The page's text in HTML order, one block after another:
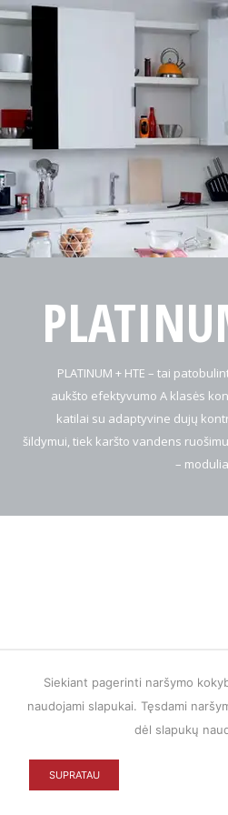
PLATINUM + HTE – tai
aukšto efektyvumo A klasės
katilai su adaptyvine dujų
šildymui, tiek karšto vandens
–
Siekiant pagerinti naršymo
naudojami slapukai. Tęsdami
dėl slapukų
SUPRATAU